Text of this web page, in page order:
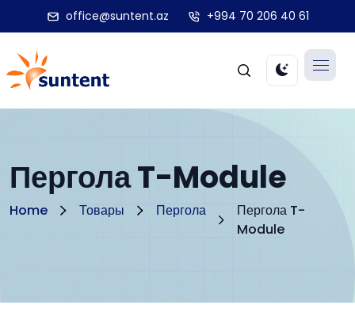
office@suntent.az +994 70 206 40 61
Пергола T-Module
Home Товары Пергола
Пергола T-
Module